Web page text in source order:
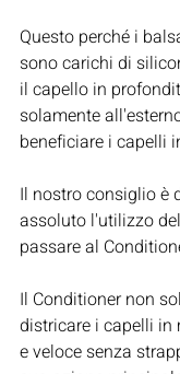
Questo perché i
sono carichi di
il capello in
solamente
beneficiare i capelli
Il nostro consiglio è
assoluto l'utilizzo
passare al
Il Conditioner non
districare i capelli in
e veloce senza